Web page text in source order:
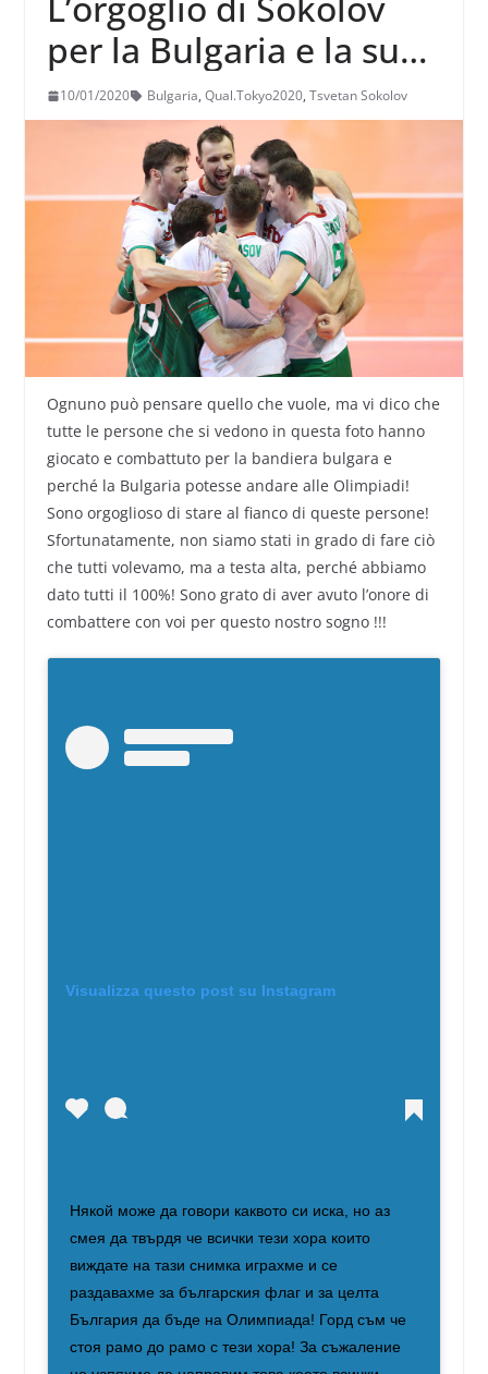
per la Bulgaria e la sua
squadra
10/01/2020 Bulgaria, Qual.Tokyo2020, Tsvetan Sokolov
Ognuno può pensare quello che vuole, ma vi dico che
tutte le persone che si vedono in questa foto hanno
giocato e combattuto per la bandiera bulgara e
perché la Bulgaria potesse andare alle Olimpiadi!
Sono orgoglioso di stare al fianco di queste persone!
Sfortunatamente, non siamo stati in grado di fare ciò
che tutti volevamo, ma a testa alta, perché abbiamo
dato tutti il 100%! Sono grato di aver avuto l’onore di
combattere con voi per questo nostro sogno !!!
Visualizza questo post su Instagram
Някой може да говори каквото си иска, но аз
смея да твърдя че всички тези хора които
виждате на тази снимка играхме и се
раздавахме за българския флаг и за целта
България да бъде на Oлимпиада! Горд съм че
стоя рамо до рамо с тези хора! За съжаление